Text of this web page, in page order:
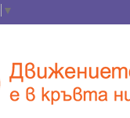
▼